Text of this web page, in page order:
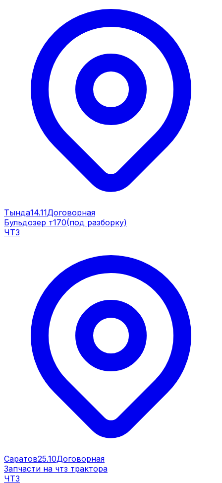
Тында14.11Договорная
Бульдозер т170(под разборку)
ЧТЗ
Саратов25.10Договорная
Запчасти на чтз трактора
ЧТЗ